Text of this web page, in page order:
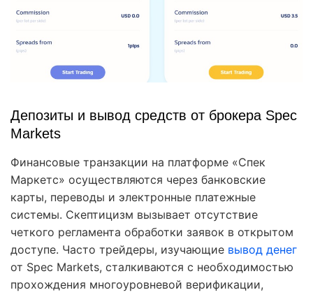
Депозиты и вывод средств от брокера Spec
Markets
Финансовые транзакции на платформе «Спек
Маркетс» осуществляются через банковские
карты, переводы и электронные платежные
системы. Скептицизм вызывает отсутствие
четкого регламента обработки заявок в открытом
доступе. Часто трейдеры, изучающие вывод денег
от Spec Markets, сталкиваются с необходимостью
прохождения многоуровневой верификации,